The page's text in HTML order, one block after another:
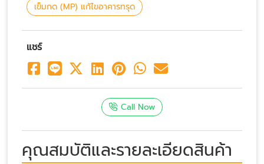
เข็มกด (MP) แก้ไขอาคารทรุด
แชร์
Call Now
คุณสมบัติและรายละเอียดสินค้า